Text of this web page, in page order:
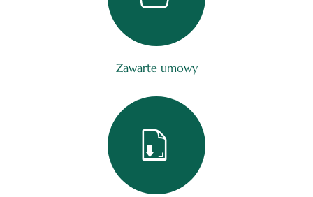
Zawarte umowy